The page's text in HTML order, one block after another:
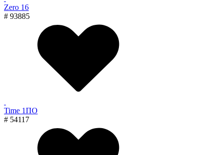
Zero 16
# 93885
Time 1ПО
# 54117